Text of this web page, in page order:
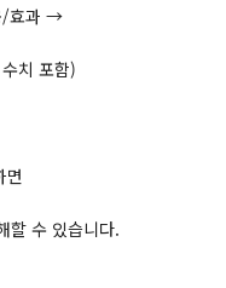
/효과 →
치 포함)
면
할 수 있습니다.